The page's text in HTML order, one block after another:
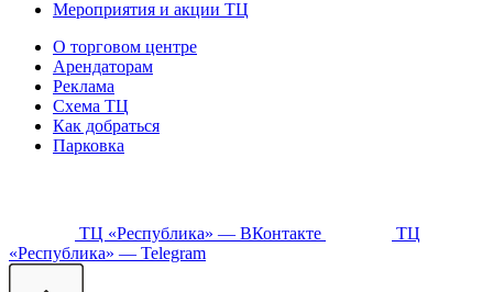
Мероприятия и акции ТЦ
О торговом центре
Арендаторам
Реклама
Схема ТЦ
Как добраться
Парковка
ТЦ «Республика» — ВКонтакте
ТЦ
«Республика» — Telegram